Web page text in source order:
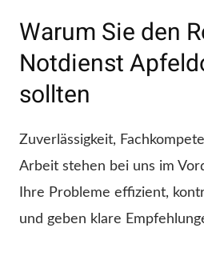
Warum Sie den
Notdienst
sollten
Zuverlässigkeit,
Arbeit stehen bei uns im
Ihre Probleme effizient,
und geben klare